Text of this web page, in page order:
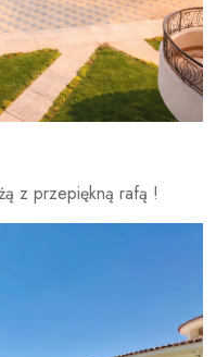
z przepiękną rafą !